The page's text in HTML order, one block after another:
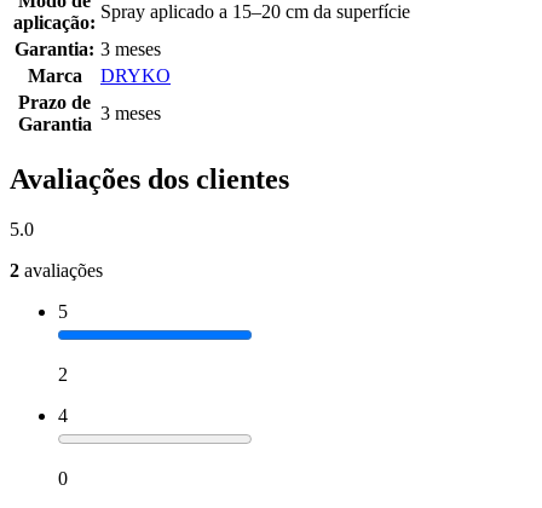
aplicação:
Spray aplicado a 15–20 cm da superfície
Garantia: 3 meses
Marca
DRYKO
Prazo de
Garantia
3 meses
Avaliações dos clientes
5.0
2 avaliações
5
2
4
0